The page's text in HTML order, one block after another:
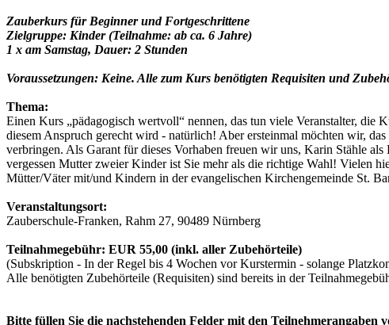
Zauberkurs für Beginner und Fortgeschrittene
Zielgruppe: Kinder (Teilnahme: ab ca. 6 Jahre)
1 x am Samstag, Dauer: 2 Stunden
Voraussetzungen: Keine. Alle zum Kurs benötigten Requisiten und
Thema:
Einen Kurs „pädagogisch wertvoll“ nennen, das tun viele Veranstalter,
diesem Anspruch gerecht wird - natürlich! Aber ersteinmal möchten wir,
verbringen. Als Garant für dieses Vorhaben freuen wir uns, Karin Stähle
vergessen Mutter zweier Kinder ist Sie mehr als die richtige Wahl! Vielen
Mütter/Väter mit/und Kindern in der evangelischen Kirchengemeinde St.
Veranstaltungsort:
Zauberschule-Franken, Rahm 27, 90489 Nürnberg
Teilnahmegebühr: EUR 55,00 (inkl. aller Zubehörteile)
(Subskription - In der Regel bis 4 Wochen vor Kurstermin - solange
Alle benötigten Zubehörteile (Requisiten) sind bereits in der
Bitte füllen Sie die nachstehenden Felder mit den Teilnehmerangaben